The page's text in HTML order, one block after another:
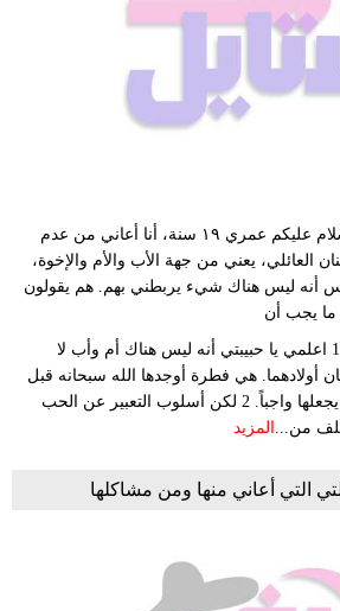
السلام عليكم عمري ١٩ سنة، أنا أعاني من عدم
العائلي، يعني من جهة الأب والأم والإخوة،
أنه ليس هناك شيء يربطني بهم. هم يقولون
ما يجب أن
رد 1 اعلمي يا حبيبتي أنه ليس هناك أم وأب لا
أولادهما. هي فطرة أوجدها الله سبحانه قبل
أن يجعلها واجباً. 2 لكن أسلوب التعبير عن الحب
من... المزيد
التي أعاني منها ومن مشاكلها